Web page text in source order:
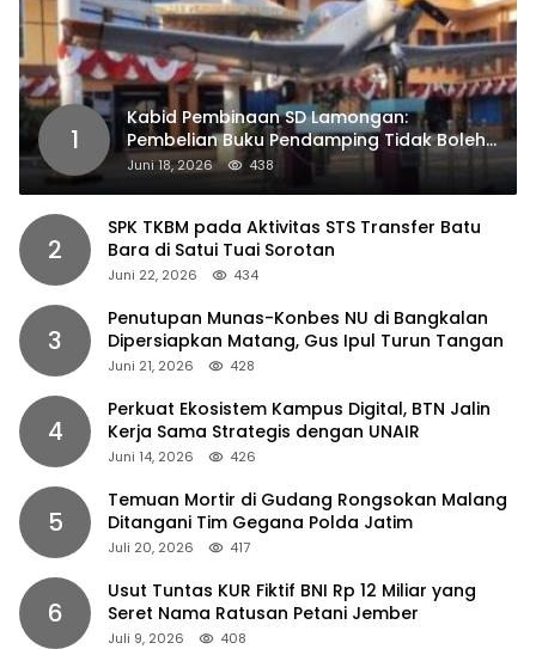
1
Kabid Pembinaan SD Lamongan:
Pembelian Buku Pendamping Tidak Boleh
Dipaksakan
Juni 18, 2026 438
2
SPK TKBM pada Aktivitas STS Transfer Batu
Bara di Satui Tuai Sorotan
Juni 22, 2026 434
3
Penutupan Munas-Konbes NU di Bangkalan
Dipersiapkan Matang, Gus Ipul Turun Tangan
Juni 21, 2026 428
4
Perkuat Ekosistem Kampus Digital, BTN Jalin
Kerja Sama Strategis dengan UNAIR
Juni 14, 2026 426
5
Temuan Mortir di Gudang Rongsokan Malang
Ditangani Tim Gegana Polda Jatim
Juli 20, 2026 417
6
Usut Tuntas KUR Fiktif BNI Rp 12 Miliar yang
Seret Nama Ratusan Petani Jember
Juli 9, 2026 408